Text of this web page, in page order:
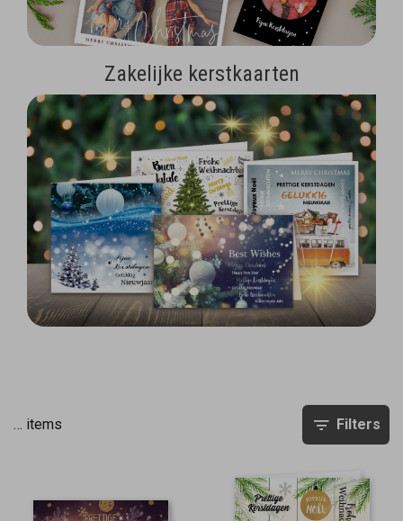
Zakelijke kerstkaarten
… items Filters